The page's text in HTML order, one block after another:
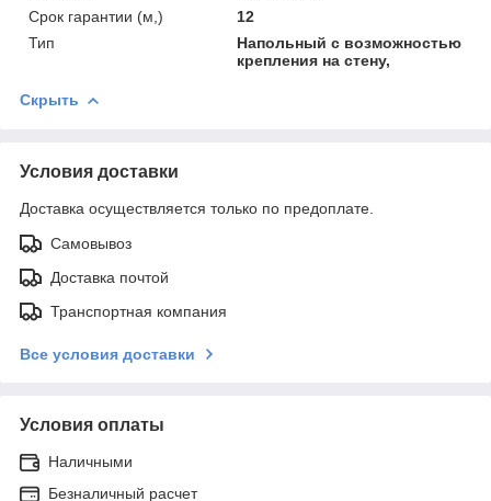
Срок гарантии (м,)
12
Тип
Напольный с возможностью
крепления на стену,
Скрыть
Условия доставки
Доставка осуществляется только по предоплате.
Самовывоз
Доставка почтой
Транспортная компания
Все условия доставки
Условия оплаты
Наличными
Безналичный расчет